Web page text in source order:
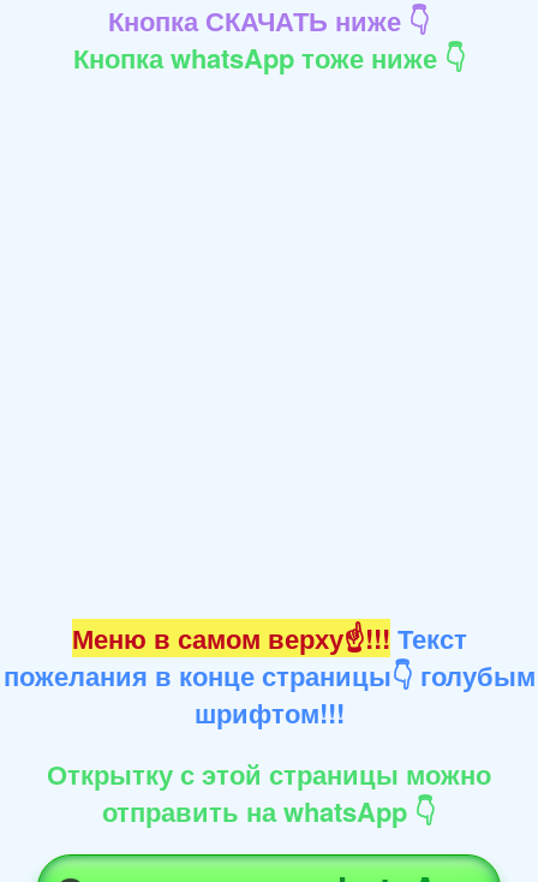
Кнопка СКАЧАТЬ ниже 👇
Кнопка whatsApp тоже ниже 👇
Меню в самом верху☝!!! Текст
пожелания в конце страницы👇 голубым
шрифтом!!!
Открытку с этой страницы можно
отправить на whatsApp 👇